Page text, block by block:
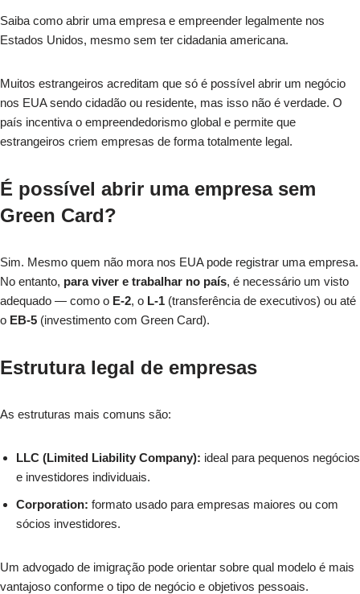
Saiba como abrir uma empresa e empreender legalmente nos
Estados Unidos, mesmo sem ter cidadania americana.
Muitos estrangeiros acreditam que só é possível abrir um negócio
nos EUA sendo cidadão ou residente, mas isso não é verdade. O
país incentiva o empreendedorismo global e permite que
estrangeiros criem empresas de forma totalmente legal.
É possível abrir uma empresa sem
Green Card?
Sim. Mesmo quem não mora nos EUA pode registrar uma empresa.
No entanto, para viver e trabalhar no país, é necessário um visto
adequado — como o E-2, o L-1 (transferência de executivos) ou até
o EB-5 (investimento com Green Card).
Estrutura legal de empresas
As estruturas mais comuns são:
LLC (Limited Liability Company): ideal para pequenos negócios
e investidores individuais.
Corporation: formato usado para empresas maiores ou com
sócios investidores.
Um advogado de imigração pode orientar sobre qual modelo é mais
vantajoso conforme o tipo de negócio e objetivos pessoais.